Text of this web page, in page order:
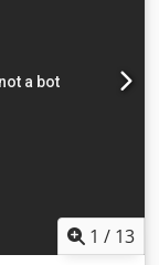
1 / 13